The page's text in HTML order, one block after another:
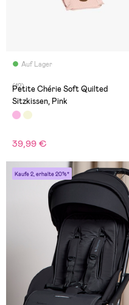
Auf Lager
(12)
Petite Chérie Soft Quilted
Sitzkissen, Pink
39,99 €
Kaufe 2, erhalte 20%*